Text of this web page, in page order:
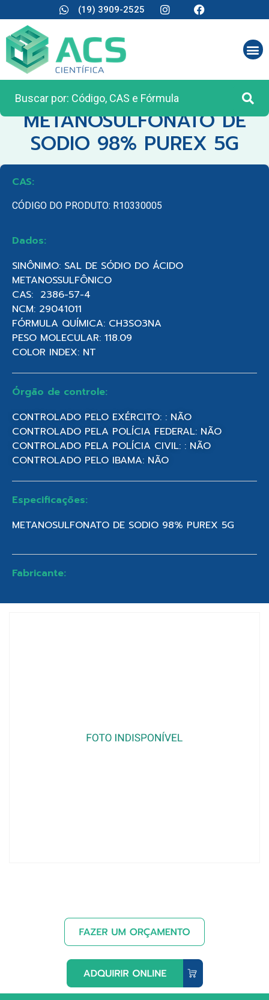
(19) 3909-2525
CATEGORIA:REAGENTES ANALÍTICOS
METANOSULFONATO DE
SODIO 98% PUREX 5G
CAS:
CÓDIGO DO PRODUTO: R10330005
Dados:
SINÔNIMO: SAL DE SÓDIO DO ÁCIDO
METANOSSULFÔNICO
CAS: 2386-57-4
NCM: 29041011
FÓRMULA QUÍMICA: CH3SO3NA
PESO MOLECULAR: 118.09
COLOR INDEX: NT
Órgão de controle:
CONTROLADO PELO EXÉRCITO: : NÃO
CONTROLADO PELA POLÍCIA FEDERAL: NÃO
CONTROLADO PELA POLÍCIA CIVIL: : NÃO
CONTROLADO PELO IBAMA: NÃO
Especificações:
METANOSULFONATO DE SODIO 98% PUREX 5G
Fabricante: